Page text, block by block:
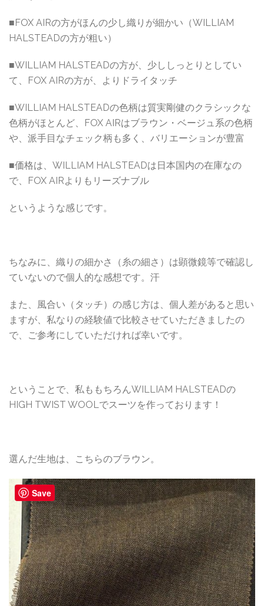
■FOX AIRの方がほんの少し織りが細かい（WILLIAM
HALSTEADの方が粗い）
■WILLIAM HALSTEADの方が、少ししっとりとしてい
て、FOX AIRの方が、よりドライタッチ
■WILLIAM HALSTEADの色柄は質実剛健のクラシックな
色柄がほとんど、FOX AIRはブラウン・ベージュ系の色柄
や、派手目なチェック柄も多く、バリエーションが豊富
■価格は、WILLIAM HALSTEADは日本国内の在庫なの
で、FOX AIRよりもリーズナブル
というような感じです。
ちなみに、織りの細かさ（糸の細さ）は顕微鏡等で確認し
ていないので個人的な感想です。汗
また、風合い（タッチ）の感じ方は、個人差があると思い
ますが、私なりの経験値で比較させていただきましたの
で、ご参考にしていただければ幸いです。
ということで、私ももちろんWILLIAM HALSTEADの
HIGH TWIST WOOLでスーツを作っております！
選んだ生地は、こちらのブラウン。
Save